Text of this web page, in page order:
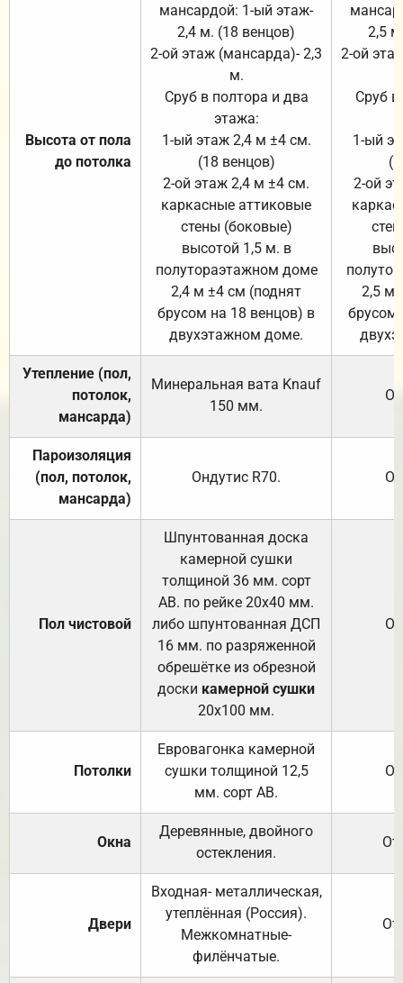
Высота от пола
до потолка
мансардой: 1-ый этаж-
2,4 м. (18 венцов)
2-ой этаж (мансарда)- 2,3
м.
Сруб в полтора и два
этажа:
1-ый этаж 2,4 м ±4 см.
(18 венцов)
2-ой этаж 2,4 м ±4 см.
каркасные аттиковые
стены (боковые)
высотой 1,5 м. в
полутораэтажном доме
2,4 м ±4 см (поднят
брусом на 18 венцов) в
двухэтажном доме.
2,5
2-ой
Сруб
1-ый
2-ой
2,5 м
брусом
Утепление (пол,
потолок,
мансарда)
Минеральная вата Knauf
150 мм.
Пароизоляция
(пол, потолок,
мансарда)
Ондутис R70.
Пол чистовой
Шпунтованная доска
камерной сушки
толщиной 36 мм. сорт
АВ. по рейке 20х40 мм.
либо шпунтованная ДСП
16 мм. по разряженной
обрешётке из обрезной
доски камерной сушки
20х100 мм.
Потолки
Евровагонка камерной
сушки толщиной 12,5
мм. сорт АВ.
Окна
Деревянные, двойного
остекления.
Двери
Входная- металлическая,
утеплённая (Россия).
Межкомнатные-
филёнчатые.